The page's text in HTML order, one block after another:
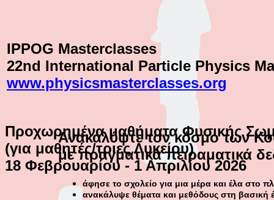
IPPOG Masterclasses
22nd International Particle Physics
www.physicsmasterclasses.org
Προχωρημένα μαθήματα Φυσικής
(για μαθητές/τριες Λυκείου)
18 Φεβρουαρίου - 1 Απριλίου 2026
Ανακαλύψτε τον κόσμο των
με πραγματικά πειραματικά
άφησε το σχολείο για μια μέρα και έλα στο
ανακάλυψε θέματα και μεθόδους στη βασική